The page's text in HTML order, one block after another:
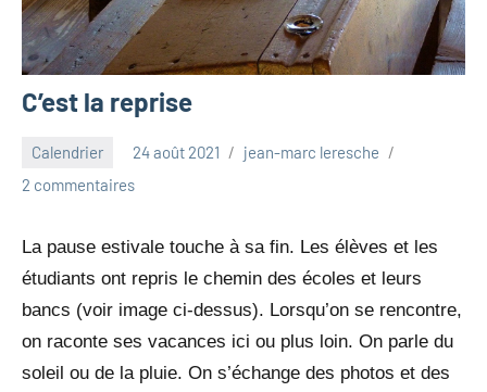
C’est la reprise
Calendrier 24 août 2021
jean-marc leresche
2 commentaires
La pause estivale touche à sa fin. Les élèves et les
étudiants ont repris le chemin des écoles et leurs
bancs (voir image ci-dessus). Lorsqu’on se rencontre,
on raconte ses vacances ici ou plus loin. On parle du
soleil ou de la pluie. On s’échange des photos et des